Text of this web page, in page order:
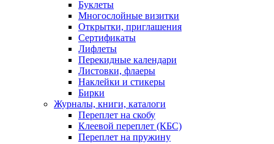
Буклеты
Многослойные визитки
Открытки, приглашения
Сертификаты
Лифлеты
Перекидные календари
Листовки, флаеры
Наклейки и стикеры
Бирки
Журналы, книги, каталоги
Переплет на скобу
Клеевой переплет (КБС)
Переплет на пружину